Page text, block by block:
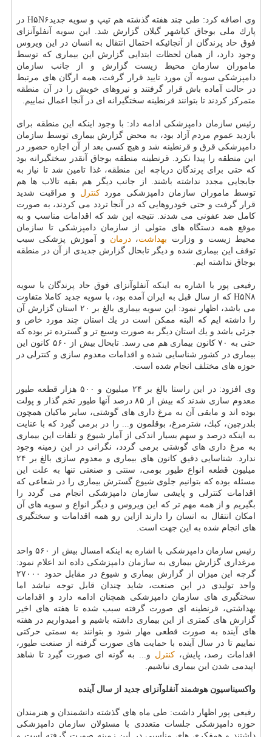
وی اضافه كرد: طی چند هفته گذشته هم تیپ و سویه جدیدH۵N۶ در
پارك ملی بوجاق كیاشهر گیلان گزارش شد. این سویه آنفلوآنزای
فوق حاد پرندگان از آنجائیكه احتمال انتقال به انسان در این ویروس
وجود دارد، از همان لحظات ابتدایی گزارش این بیماری كه توسط
ماموران سازمان محیط زیست گزارش و از جانب سازمان
دامپزشكی سویه آن مورد تایید قرار گرفت، همه ارگان های مرتبط
در حالت آماده باش قرار گرفتند و نیروهای خویش را در آن منطقه
متمركز كردند تا بتوانند قرنطینه سختگیرانه ای در آنجا اعمال نماییم.
رئیس سازمان دامپزشكی ادامه داد: با وجود اینكه این منطقه برای
بازدید عموم مردم آزاد بود، به محض گزارش بیماری توسط سازمان
دامپزشكی قرق و قرنطینه شد و هیچ كسی بعد از آن اجازه حضور در
این منطقه را پیدا نكرد. قرنطینه منطقه بوجاق آنقدر سختگیرانه بود
كه حتی برای پرندگان دریاچه این منطقه، غذا تامین شد تا نیاز به
جابجایی مجدد نداشته باشند. از جانب دیگر هم بقیه تالاب ها هم
توسط ماموران سازمان دامپزشكی موردكنترل و مراقبت شدید
قرار گرفت و حتی خودروهایی كه در آنجا تردد می كردند، به صورت
كامل ضد عفونی می شدند. نتیجه این شد كه اقدامات مناسب و به
موقع همه دستگاه های متولی از سازمان دامپزشكی تا سازمان
محیط زیست و وزارت بهداشت،درمان و آموزش پزشكی سبب
توقف این بیماری شده و دیگر تابحال گزارش جدیدی از آن در منطقه
بوجاق نداشته ایم.
رفیعی پور با اشاره به اینكه آنفلوآنزای فوق حاد پرندگان با سویه
H۵N۸ كه از سال قبل به ایران آمده بود، با سویه جدید كاملا متفاوت
می باشد، اظهار نمود: این سویه بیماری بالغ بر ۲۰ استان گزارش آن
را داشته ایم كه البته ممكن است در یك استان چند مورد خاص و
جزئی باشد و یك استان دیگر به صورت وسیع تر و گسترده تر بوده كه
حتی به ۷۰ كانون بیماری هم می رسد. تابحال بیش از ۵۶۰ كانون این
بیماری در كشور شناسایی شده و اقدامات معدوم سازی و كنترلی در
حوزه های مختلف انجام شده است.
وی افزود: در این راستا بالغ بر ۲۴ میلیون و ۵۰۰ هزار قطعه طیور
معدوم سازی شدند كه بیش از ۸۵ درصد آنها طیور تخم گذار و پولت
بوده اند و مابقی آن به مرغ داری های گوشتی، سایر ماكیان همچون
بلدرچین، كبك، شترمرغ، بوقلمون و... را در برمی گیرد كه با عنایت
به اینكه درصد و سهم بسیار اندكی از آمار شیوع و تلفات این بیماری
به مرغ داری های گوشتی برمی گردد، نگرانی در این زمینه وجود
ندارد. شناسایی دقیق كانون های بیماری و معدوم سازی بالغ بر ۲۴
میلیون قطعه انواع طیور بومی، سنتی و صنعتی تنها به علت این
مسئله بوده كه بتوانیم جلوی شیوع گسترش بیماری را در شعاعی كه
اقدامات كنترلی و پایشی سازمان دامپزشكی انجام می گردد را
بگیریم و از همه مهم تر كه این ویروس و دیگر انواع و سویه های آن
امكان انتقال به انسان را دارند ازاین رو همه اقدامات و سختگیری
های انجام شده به این جهت است.
رئیس سازمان دامپزشكی با اشاره به اینكه امسال بیش از ۵۶۰ واحد
مرغداری گزارش بیماری به سازمان دامپزشكی داده اند اعلام نمود:
گرچه این میزان از گزارش بیماری و شیوع در مقابل حدود ۲۷۰۰۰
واحد تولیدی در این صنعت، شاید چندان قابل توجه نباشد اما
سختگیری های سازمان دامپزشكی همچنان ادامه دارد و اقدامات
بهداشتی، قرنطینه ای صورت گرفته سبب شده تا هفته های اخیر
گزارش های كمتری از این بیماری داشته باشیم و امیدواریم در هفته
های آینده به صورت قطعی مهار شود و بتوانند به سمتی حركتی
نماییم تا در سال آینده با حمایت های صورت گرفته از صنعت طیور،
اقدامات رصد، پایش،كنترل و... به گونه ای صورت گیرد تا شاهد
اپیدمی شدن این بیماری نباشیم.
واكسیناسیون هوشمند آنفلوآنزای جدید از سال آینده
رفیعی پور اظهار داشت: طی ماه های گذشته دانشمندان و هنرمندان
حوزه دامپزشكی جلسات متعددی با مسئولان سازمان دامپزشكی